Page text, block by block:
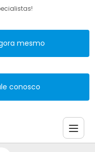
mesmo
conosco